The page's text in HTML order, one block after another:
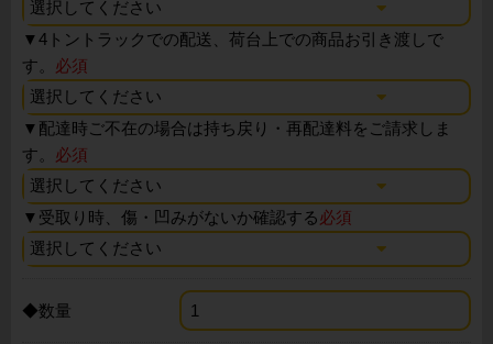
▼4トントラックでの配送、荷台上での商品お引き渡しで
す。 必須
▼ 配達時ご不在の場合は持ち戻り・再配達料をご請求しま
す。 必須
▼ 受取り時、傷・凹みがないか確認する必須
◆数量